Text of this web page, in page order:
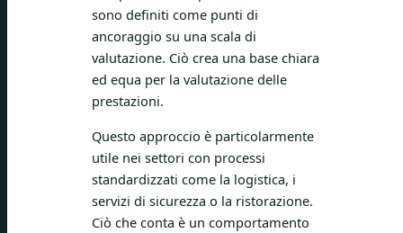
sono definiti come punti di
ancoraggio su una scala di
valutazione. Ciò crea una base chiara
ed equa per la valutazione delle
prestazioni.
Questo approccio è particolarmente
utile nei settori con processi
standardizzati come la logistica, i
servizi di sicurezza o la ristorazione.
Ciò che conta è un comportamento